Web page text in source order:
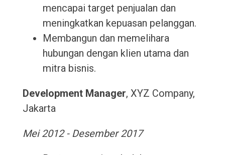
mencapai target penjualan dan
meningkatkan kepuasan pelanggan.
Membangun dan memelihara
hubungan dengan klien utama dan
mitra bisnis.
Development Manager, XYZ Company,
Jakarta
Mei 2012 - Desember 2017